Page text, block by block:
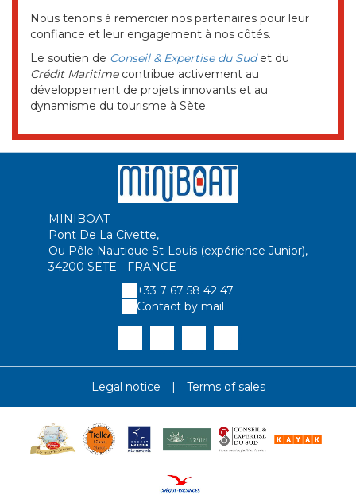
Nous tenons à remercier nos partenaires pour leur
confiance et leur engagement à nos côtés.
Le soutien de Conseil & Expertise du Sudet du
Crédit Maritimecontribue activement au
développement de projets innovants et au
dynamisme du tourisme à Sète.
MINIBOAT
Pont De La Civette,
Ou Pôle Nautique St-Louis (expérience Junior),
34200 SETE - FRANCE
+33 7 67 58 42 47
Contact by mail
Legal notice | Terms of sales